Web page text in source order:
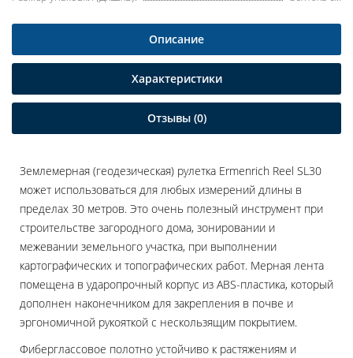
Описание
Характеристики
Отзывы (0)
Землемерная (геодезическая) рулетка Ermenrich Reel SL30
может использоваться для любых измерений длины в
пределах 30 метров. Это очень полезный инструмент при
строительстве загородного дома, зонировании и
межевании земельного участка, при выполнении
картографических и топографических работ. Мерная лента
помещена в ударопрочный корпус из ABS-пластика, который
дополнен наконечником для закрепления в почве и
эргономичной рукояткой с нескользящим покрытием.
Фиберглассовое полотно устойчиво к растяжениям и